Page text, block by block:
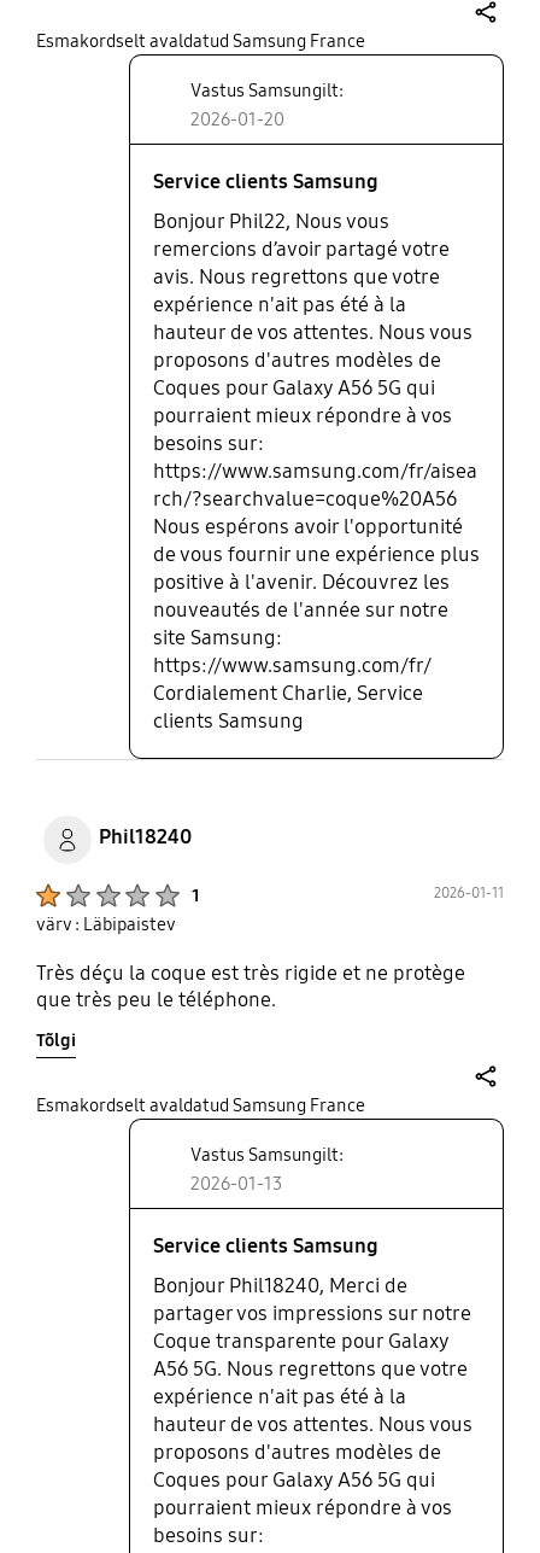
Esmakordselt avaldatud Samsung France
Vastus Samsungilt:
2026-01-20
Service clients Samsung
Bonjour Phil22, Nous vous
remercions d’avoir partagé votre
avis. Nous regrettons que votre
expérience n'ait pas été à la
hauteur de vos attentes. Nous vous
proposons d'autres modèles de
Coques pour Galaxy A56 5G qui
pourraient mieux répondre à vos
besoins sur:
https://www.samsung.com/fr/aisea
rch/?searchvalue=coque%20A56
Nous espérons avoir l'opportunité
de vous fournir une expérience plus
positive à l'avenir. Découvrez les
nouveautés de l'année sur notre
site Samsung:
https://www.samsung.com/fr/
Cordialement Charlie, Service
clients Samsung
Phil18240
1 2026-01-11
värv : Läbipaistev
Très déçu la coque est très rigide et ne protège
que très peu le téléphone.
Tõlgi
Esmakordselt avaldatud Samsung France
Vastus Samsungilt:
2026-01-13
Service clients Samsung
Bonjour Phil18240, Merci de
partager vos impressions sur notre
Coque transparente pour Galaxy
A56 5G. Nous regrettons que votre
expérience n'ait pas été à la
hauteur de vos attentes. Nous vous
proposons d'autres modèles de
Coques pour Galaxy A56 5G qui
pourraient mieux répondre à vos
besoins sur: